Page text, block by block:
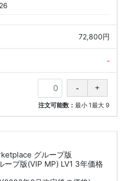
72,800円
-
注文可能数：最小 1最大 9
グループ版
プ版(VIP MP) LV1 3年価格